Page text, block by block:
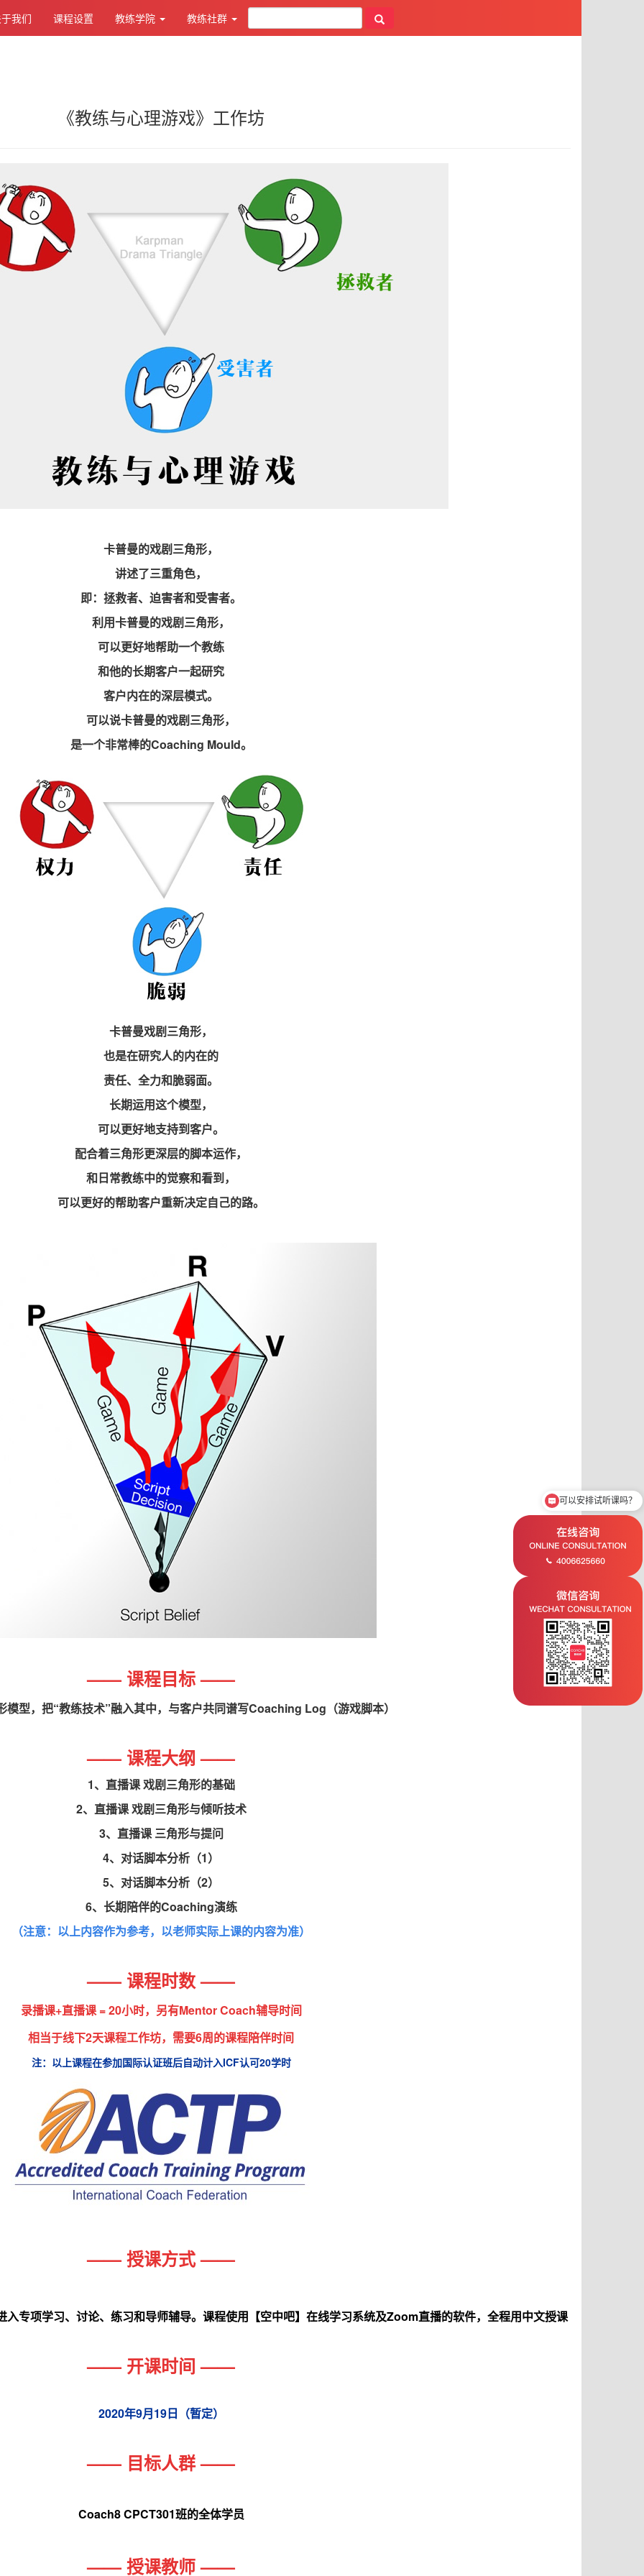
我们 课程设置 教练学院 教练社群
《教练与心理游戏》工作坊
卡普曼的戏剧三角形，
讲述了三重角色，
即：拯救者、迫害者和受害者。
利用卡普曼的戏剧三角形，
可以更好地帮助一个教练
和他的长期客户一起研究
客户内在的深层模式。
可以说卡普曼的戏剧三角形，
是一个非常棒的Coaching Mould。
卡普曼戏剧三角形，
也是在研究人的内在的
责任、全力和脆弱面。
长期运用这个模型，
可以更好地支持到客户。
配合着三角形更深层的脚本运作，
和日常教练中的觉察和看到，
可以更好的帮助客户重新决定自己的路。
—— 课程目标 ——
模型，把“教练技术”融入其中，与客户共同谱写Coaching Log（游戏脚本）
—— 课程大纲 ——
1、直播课 戏剧三角形的基础
2、直播课 戏剧三角形与倾听技术
3、直播课 三角形与提问
4、对话脚本分析（1）
5、对话脚本分析（2）
6、长期陪伴的Coaching演练
（注意：以上内容作为参考，以老师实际上课的内容为准）
—— 课程时数 ——
录播课+直播课 =20小时，另有Mentor Coach辅导时间
相当于线下2天课程工作坊，需要6周的课程陪伴时间
注：以上课程在参加国际认证班后自动计入ICF认可20学时
—— 授课方式 ——
专项学习、讨论、练习和导师辅导。课程使用【空中吧】在线学习系统及Zoom直播的软件，全程用中文授课
—— 开课时间 ——
2020年9月19日（暂定）
—— 目标人群 ——
Coach8 CPCT301班的全体学员
—— 授课教师 ——
近期什么时间开课？